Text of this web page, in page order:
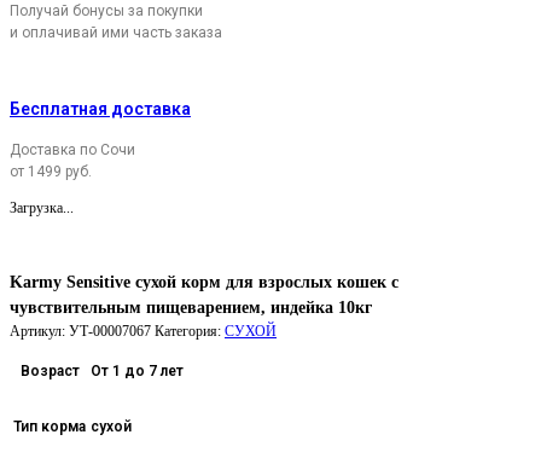
Получай бонусы за покупки
и оплачивай ими часть заказа
Бесплатная доставка
Доставка по Сочи
от 1499 руб.
Загрузка...
Karmy Sensitive сухой корм для взрослых кошек с
чувствительным пищеварением, индейка 10кг
Артикул: УТ-00007067 Категория: СУХОЙ
Возраст От 1 до 7 лет
Тип корма сухой